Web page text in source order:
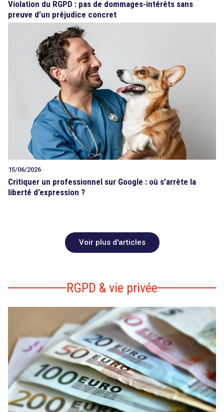
Violation du RGPD : pas de dommages-intérêts sans
preuve d’un préjudice concret
15/06/2026
Critiquer un professionnel sur Google : où s’arrête la
liberté d’expression ?
Voir plus d'articles
RGPD & vie privée